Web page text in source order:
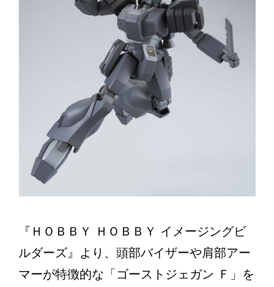
『ＨＯＢＢＹ ＨＯＢＢＹ イメージングビ
ルダーズ』より、頭部バイザーや肩部アー
マーが特徴的な「ゴーストジェガン Ｆ」を